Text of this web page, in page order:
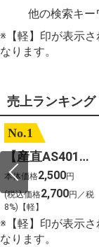
他の検索キー
※【軽】印が表示
なります。
売上ランキング
No.1
【産直AS401】嶽きみ（サニーショコラ）６本
本体価格2,500円
(税込価格2,700円／税
8%)【軽】
※【軽】印が表示
なります。